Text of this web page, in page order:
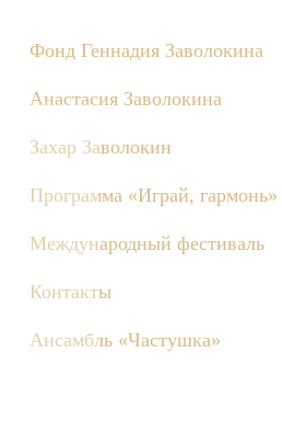
Фонд Геннадия Заволокина
Анастасия Заволокина
Захар Заволокин
Программа «Играй, гармонь»
Международный фестиваль
Контакты
Ансамбль «Частушка»